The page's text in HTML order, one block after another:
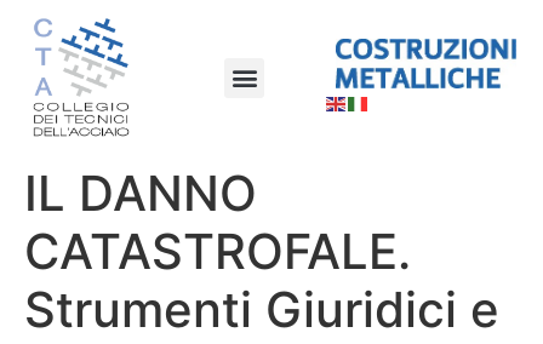
IL DANNO
CATASTROFALE.
Strumenti Giuridici e